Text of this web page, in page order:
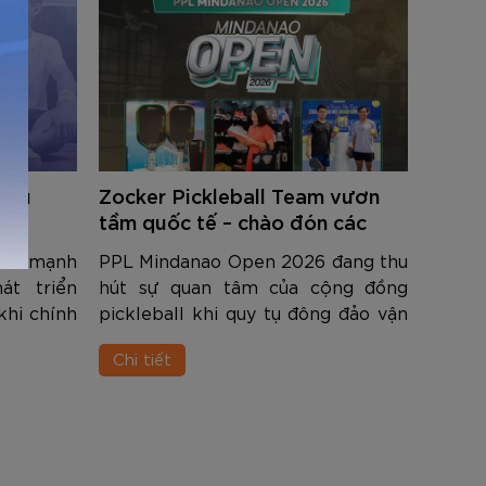
mạnh
triển
chính
thi
Open
Zocker Pickleball Team vươn
tầm quốc tế – chào đón các
Mindanao Open 2026
PPL Mindanao Open 2026 đang thu
hút sự quan tâm của cộng đồng
pickleball khi quy tụ đông đảo vận
động viên tại khu vực miền Nam
Philippines cùng nhiều gương mặt
Chi tiết